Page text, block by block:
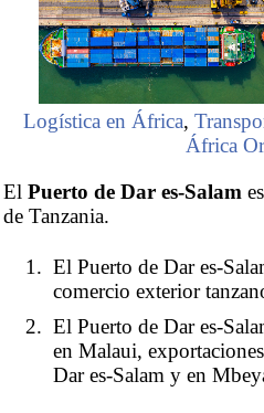
Logística en África,
África
El Puerto de Dar es-Salam
de Tanzania.
El Puerto de Dar es-
comercio exterior
El Puerto de Dar es-
en Malaui,
Dar es-Salam y en